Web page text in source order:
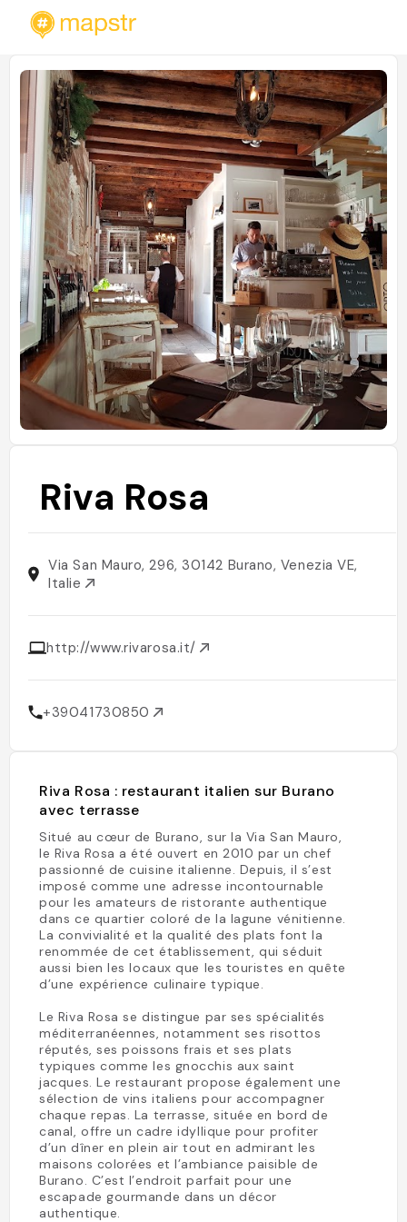
Riva Rosa
Via San Mauro, 296, 30142 Burano, Venezia VE,
Italie
http://www.rivarosa.it/
+39041730850
Riva Rosa : restaurant italien sur Burano
avec terrasse
Situé au cœur de Burano, sur la Via San Mauro,
le Riva Rosa a été ouvert en 2010 par un chef
passionné de cuisine italienne. Depuis, il s’est
imposé comme une adresse incontournable
pour les amateurs de ristorante authentique
dans ce quartier coloré de la lagune vénitienne.
La convivialité et la qualité des plats font la
renommée de cet établissement, qui séduit
aussi bien les locaux que les touristes en quête
d’une expérience culinaire typique.
Le Riva Rosa se distingue par ses spécialités
méditerranéennes, notamment ses risottos
réputés, ses poissons frais et ses plats
typiques comme les gnocchis aux saint
jacques. Le restaurant propose également une
sélection de vins italiens pour accompagner
chaque repas. La terrasse, située en bord de
canal, offre un cadre idyllique pour profiter
d’un dîner en plein air tout en admirant les
maisons colorées et l’ambiance paisible de
Burano. C’est l’endroit parfait pour une
escapade gourmande dans un décor
authentique.